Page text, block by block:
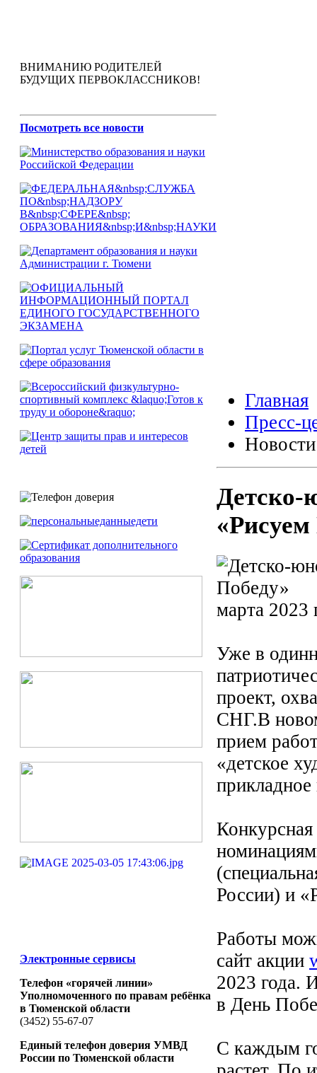
ВНИМАНИЮ РОДИТЕЛЕЙ
БУДУЩИХ ПЕРВОКЛАССНИКОВ!
Посмотреть все новости
Электронные сервисы
Телефон «горячей линии»
Уполномоченного по правам ребёнка
в Тюменской области
(3452) 55-67-07
Единый телефон доверия УМВД
России по Тюменской области
Главная
Пресс-
Новости
Детско-
марта 2023
Уже в
проект,
СНГ.В
прием
«детское
прикладное
России) и
Работы
сайт акции
2023 года.
в День
С каждым